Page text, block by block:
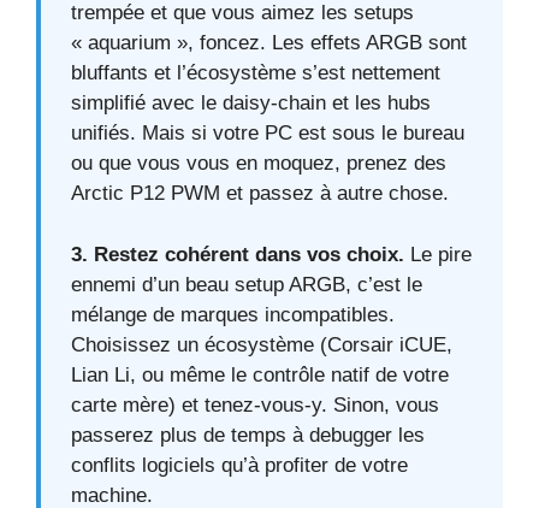
trempée et que vous aimez les setups
« aquarium », foncez. Les effets ARGB sont
bluffants et l’écosystème s’est nettement
simplifié avec le daisy-chain et les hubs
unifiés. Mais si votre PC est sous le bureau
ou que vous vous en moquez, prenez des
Arctic P12 PWM et passez à autre chose.
3. Restez cohérent dans vos choix. Le pire
ennemi d’un beau setup ARGB, c’est le
mélange de marques incompatibles.
Choisissez un écosystème (Corsair iCUE,
Lian Li, ou même le contrôle natif de votre
carte mère) et tenez-vous-y. Sinon, vous
passerez plus de temps à debugger les
conflits logiciels qu’à profiter de votre
machine.